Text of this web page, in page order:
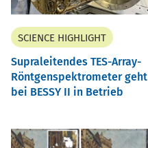
SCIENCE HIGHLIGHT
Supraleitendes TES-Array-
Röntgenspektrometer geht
bei BESSY II in Betrieb